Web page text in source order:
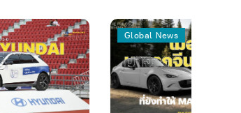
Global News